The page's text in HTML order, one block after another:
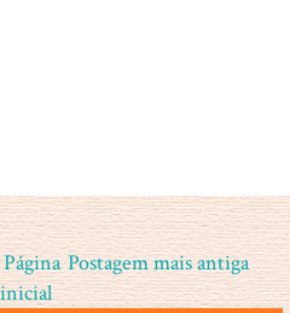
Postagem mais antiga
Página
inicial